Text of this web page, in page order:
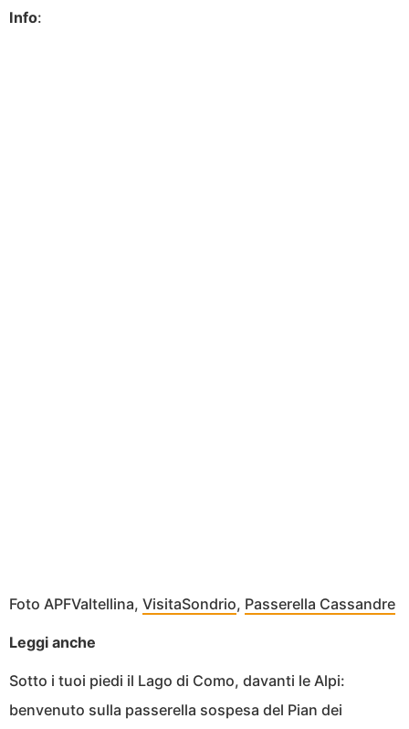
Info:
Foto APFValtellina, VisitaSondrio, Passerella Cassandre
Leggi anche
Sotto i tuoi piedi il Lago di Como, davanti le Alpi:
benvenuto sulla passerella sospesa del Pian dei